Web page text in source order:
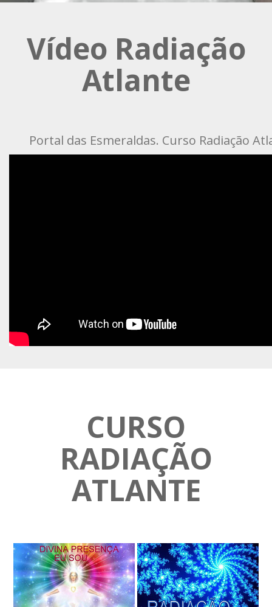
Vídeo Radiação
Atlante
Portal das Esmeraldas. Curso Radiação
CURSO
RADIAÇÃO
ATLANTE